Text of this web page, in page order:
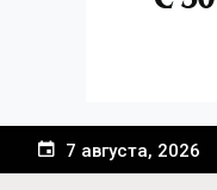
7 августа, 2026